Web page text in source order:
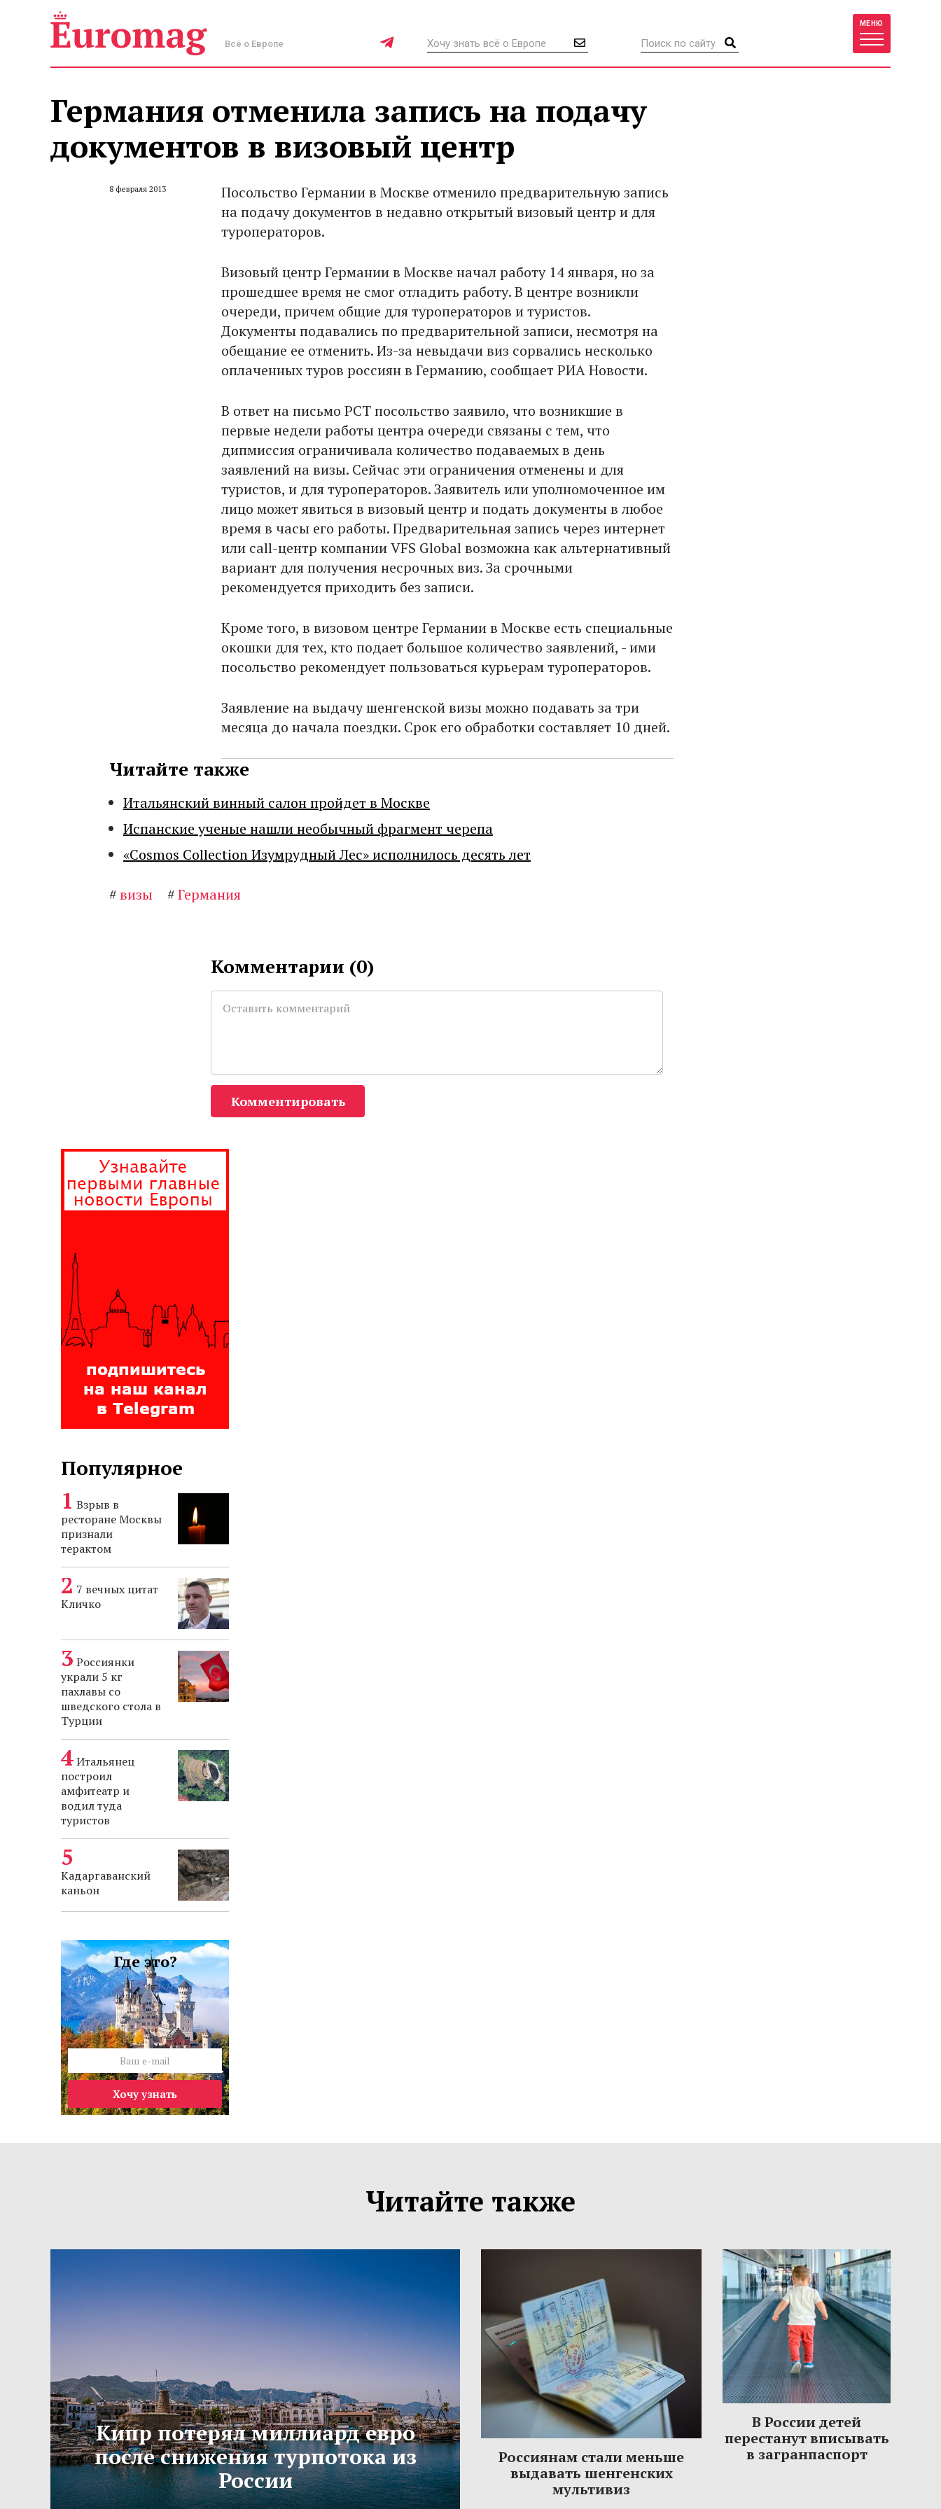
Всё о Европе
МЕНЮ
Германия отменила запись на подачу
документов в визовый центр
8 февраля 2013
Посольство Германии в Москве отменило предварительную запись
на подачу документов в недавно открытый визовый центр и для
туроператоров.
Визовый центр Германии в Москве начал работу 14 января, но за
прошедшее время не смог отладить работу. В центре возникли
очереди, причем общие для туроператоров и туристов.
Документы подавались по предварительной записи, несмотря на
обещание ее отменить. Из-за невыдачи виз сорвались несколько
оплаченных туров россиян в Германию, сообщает РИА Новости.
В ответ на письмо РСТ посольство заявило, что возникшие в
первые недели работы центра очереди связаны с тем, что
дипмиссия ограничивала количество подаваемых в день
заявлений на визы. Сейчас эти ограничения отменены и для
туристов, и для туроператоров. Заявитель или уполномоченное им
лицо может явиться в визовый центр и подать документы в любое
время в часы его работы. Предварительная запись через интернет
или call-центр компании VFS Global возможна как альтернативный
вариант для получения несрочных виз. За срочными
рекомендуется приходить без записи.
Кроме того, в визовом центре Германии в Москве есть специальные
окошки для тех, кто подает большое количество заявлений, - ими
посольство рекомендует пользоваться курьерам туроператоров.
Заявление на выдачу шенгенской визы можно подавать за три
месяца до начала поездки. Срок его обработки составляет 10 дней.
Читайте также
Итальянский винный салон пройдет в Москве
Испанские ученые нашли необычный фрагмент черепа
«Cosmos Collection Изумрудный Лес» исполнилось десять лет
#визы #Германия
Комментарии (0)
Комментировать
Популярное
Взрыв в
ресторане Москвы
признали
терактом
7 вечных цитат
Кличко
Россиянки
украли 5 кг
пахлавы со
шведского стола в
Турции
Итальянец
построил
амфитеатр и
водил туда
туристов
Кадаргаванский
каньон
Где это?
Хочу узнать
Читайте также
Кипр потерял миллиард евро
после снижения турпотока из
России
Россиянам стали меньше
выдавать шенгенских
мультивиз
В России детей
перестанут вписывать
в загранпаспорт